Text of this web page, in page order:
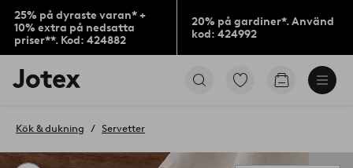
25% på dyraste varan* +
10% extra på nedsatta
priser**. Kod: 424882
20% på gardiner*. Använd
kod: 424992
Jotex
logotyp
till
Gå
Gå
Kök & dukning Servetter